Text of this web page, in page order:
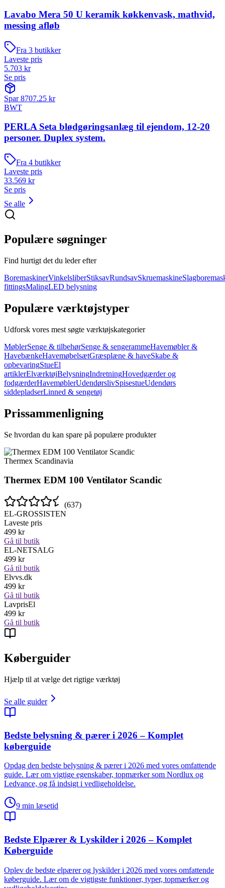
Lavabo Mera 50 U keramik køkkenvask, mathvid,
messing afløb
Fra 3 butikker
Laveste pris
5.703 kr
Se pris
Spar8707.25 kr
BWT
PERLA Seta blødgøringsanlæg til ejendom, 12-20
personer. Duplex system.
Fra 4 butikker
Laveste pris
33.569 kr
Se pris
Se alle
Populære søgninger
Find hurtigt det du leder efter
BoremaskinerVinkelsliberStiksavRundsavSkruemaskine
fittingsMalingLED belysning
Populære værktøjstyper
Udforsk vores mest søgte værktøjskategorier
MøblerSenge & tilbehørSenge & sengerammeHavemøbler &
HavebænkeHavemøbelsætGræsplæne & haveSkabe &
opbevaringStueEl
artiklerElværktøjBelysningIndretningHovedgærder og
fodgærderHavemøblerUdendørslivSpisestueUdendørs
siddepladserLinned & sengetøj
Prissammenligning
Se hvordan du kan spare på populære produkter
Thermex Scandinavia
Thermex EDM 100 Ventilator Scandic
(637)
EL-GROSSISTEN
Laveste pris
499 kr
Gå til butik
EL-NETSALG
499 kr
Gå til butik
Elvvs.dk
499 kr
Gå til butik
LavprisEl
499 kr
Gå til butik
Køberguider
Hjælp til at vælge det rigtige værktøj
Se alle guider
Bedste belysning & pærer i 2026 – Komplet
køberguide
Opdag den bedste belysning & pærer i 2026 med vores omfattende
guide. Lær om vigtige egenskaber, topmærker som Nordlux og
Ledvance, og få indsigt i vedligeholdelse.
9 min læsetid
Bedste Elpærer & Lyskilder i 2026 – Komplet
Køberguide
Oplev de bedste elpærer og lyskilder i 2026 med vores omfattende
køberguide. Lær om de vigtigste funktioner, typer, topmærker og